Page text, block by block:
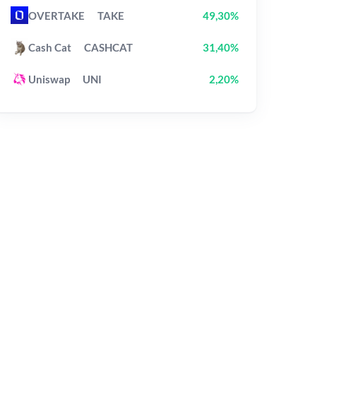
OVERTAKE TAKE 49,30%
Cash Cat CASHCAT 31,40%
Uniswap UNI 2,20%